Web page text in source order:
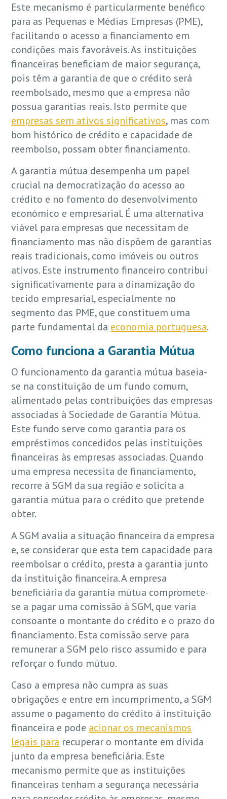
Este mecanismo é particularmente benéfico
para as Pequenas e Médias Empresas (PME),
facilitando o acesso a financiamento em
condições mais favoráveis. As instituições
financeiras beneficiam de maior segurança,
pois têm a garantia de que o crédito será
reembolsado, mesmo que a empresa não
possua garantias reais. Isto permite que
empresas sem ativos significativos, mas com
bom histórico de crédito e capacidade de
reembolso, possam obter financiamento.
A garantia mútua desempenha um papel
crucial na democratização do acesso ao
crédito e no fomento do desenvolvimento
económico e empresarial. É uma alternativa
viável para empresas que necessitam de
financiamento mas não dispõem de garantias
reais tradicionais, como imóveis ou outros
ativos. Este instrumento financeiro contribui
significativamente para a dinamização do
tecido empresarial, especialmente no
segmento das PME, que constituem uma
parte fundamental da economia portuguesa.
Como funciona a Garantia Mútua
O funcionamento da garantia mútua baseia-
se na constituição de um fundo comum,
alimentado pelas contribuições das empresas
associadas à Sociedade de Garantia Mútua.
Este fundo serve como garantia para os
empréstimos concedidos pelas instituições
financeiras às empresas associadas. Quando
uma empresa necessita de financiamento,
recorre à SGM da sua região e solicita a
garantia mútua para o crédito que pretende
obter.
A SGM avalia a situação financeira da empresa
e, se considerar que esta tem capacidade para
reembolsar o crédito, presta a garantia junto
da instituição financeira. A empresa
beneficiária da garantia mútua compromete-
se a pagar uma comissão à SGM, que varia
consoante o montante do crédito e o prazo do
financiamento. Esta comissão serve para
remunerar a SGM pelo risco assumido e para
reforçar o fundo mútuo.
Caso a empresa não cumpra as suas
obrigações e entre em incumprimento, a SGM
assume o pagamento do crédito à instituição
financeira e pode acionar os mecanismos
legais para recuperar o montante em dívida
junto da empresa beneficiária. Este
mecanismo permite que as instituições
financeiras tenham a segurança necessária